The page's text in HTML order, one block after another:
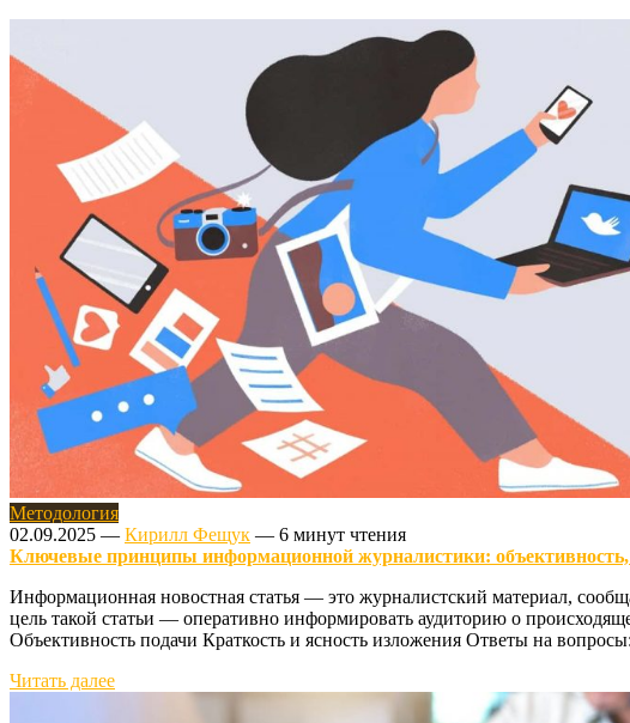
Методология
02.09.2025 — Кирилл Фещук — 6 минут чтения
Ключевые принципы информационной журналистики: объективность,
Информационная новостная статья — это журналистский материал,
цель такой статьи — оперативно информировать аудиторию о
Объективность подачи Краткость и ясность изложения Ответы на
Читать далее